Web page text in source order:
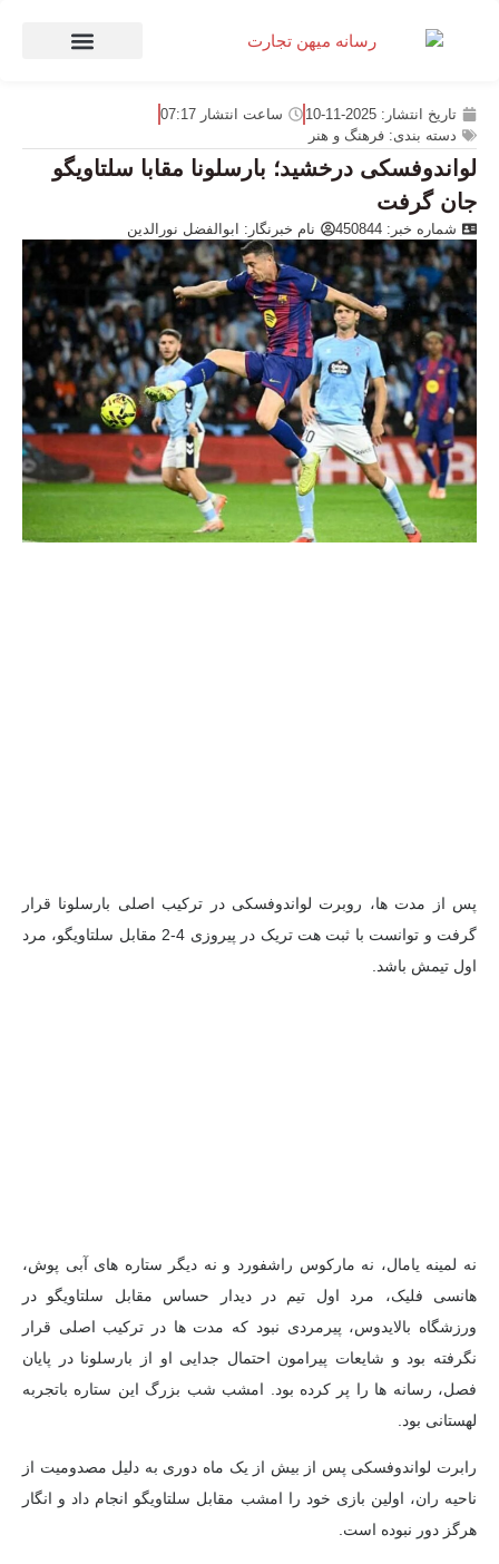
تاریخ انتشار: 2025-11-10 ساعت انتشار 07:17
دسته بندی: فرهنگ و هنر
لواندوفسکی درخشید؛ بارسلونا مقابا سلتاویگو
جان گرفت
شماره خبر: 450844 نام خبرنگار: ابوالفضل نورالدین
پس از مدت ها، روبرت لواندوفسکی در ترکیب اصلی بارسلونا قرار
گرفت و توانست با ثبت هت تریک در پیروزی 4-2 مقابل سلتاویگو، مرد
اول تیمش باشد.
نه لمینه یامال، نه مارکوس راشفورد و نه دیگر ستاره های آبی پوش،
هانسی فلیک، مرد اول تیم در دیدار حساس مقابل سلتاویگو در
ورزشگاه بالایدوس، پیرمردی نبود که مدت ها در ترکیب اصلی قرار
نگرفته بود و شایعات پیرامون احتمال جدایی او از بارسلونا در پایان
فصل، رسانه ها را پر کرده بود. امشب شب بزرگ این ستاره باتجربه
لهستانی بود.
رابرت لواندوفسکی پس از بیش از یک ماه دوری به دلیل مصدومیت از
ناحیه ران، اولین بازی خود را امشب مقابل سلتاویگو انجام داد و انگار
هرگز دور نبوده است.